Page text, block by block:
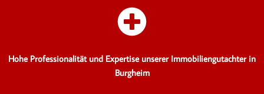
Hohe Professionalität und Expertise unserer Immobiliengutachter in
Burgheim